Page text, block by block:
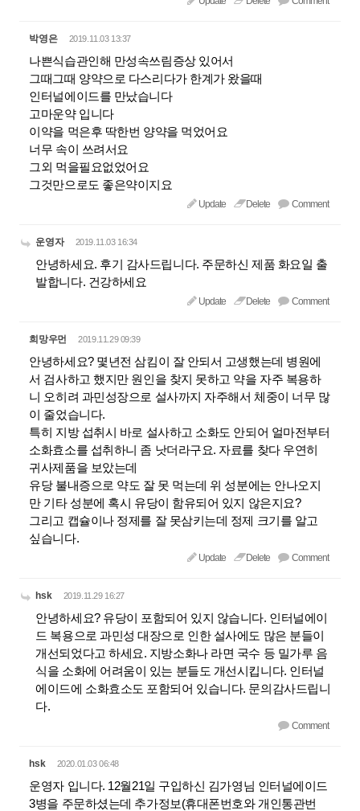
박영은 2019.11.03 13:37
나쁜식습관인해 만성속쓰림증상 있어서
그때그때 양약으로 다스리다가 한계가 왔을때
인터널에이드를 만났습니다
고마운약 입니다
이약을 먹은후 딱한번 양약을 먹었어요
너무 속이 쓰려서요
그외 먹을필요없었어요
그것만으로도 좋은약이지요
Update Delete Comment
운영자 2019.11.03 16:34
안녕하세요. 후기 감사드립니다. 주문하신 제품 화요일 출
발합니다. 건강하세요
Update Delete Comment
희망우먼 2019.11.29 09:39
안녕하세요? 몇년전 삼킴이 잘 안되서 고생했는데 병원에
서 검사하고 했지만 원인을 찾지 못하고 약을 자주 복용하
니 오히려 과민성장으로 설사까지 자주해서 체중이 너무 많
이 줄었습니다.
특히 지방 섭취시 바로 설사하고 소화도 안되어 얼마전부터
소화효소를 섭취하니 좀 낫더라구요. 자료를 찾다 우연히
귀사제품을 보았는데
유당 불내증으로 약도 잘 못 먹는데 위 성분에는 안나오지
만 기타 성분에 혹시 유당이 함유되어 있지 않은지요?
그리고 캡슐이나 정제를 잘 못삼키는데 정제 크기를 알고
싶습니다.
Update Delete Comment
hsk 2019.11.29 16:27
안녕하세요? 유당이 포함되어 있지 않습니다. 인터널에이
드 복용으로 과민성 대장으로 인한 설사에도 많은 분들이
개선되었다고 하세요. 지방소화나 라면 국수 등 밀가루 음
식을 소화에 어려움이 있는 분들도 개선시킵니다. 인터널
에이드에 소화효소도 포함되어 있습니다. 문의감사드립니
다.
Comment
hsk 2020.01.03 06:48
운영자 입니다. 12월21일 구입하신 김가영님 인터널에이드
3병을 주문하셨는데 추가정보(휴대폰번호와 개인통관번